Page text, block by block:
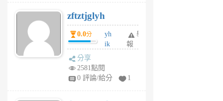
月
前
zftztjglyh
0.0分
yh
ik
tu
舉
報
分享
2581點閱
0 評論/給分
1